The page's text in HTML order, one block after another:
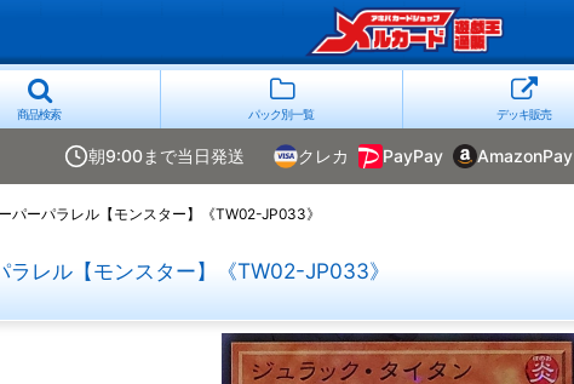
商品検索 パック別一覧 デッキ販売
朝9:00まで当日発送 クレカ PayPay AmazonPay
パーパラレル【モンスター】《TW02-JP033》
ラレル【モンスター】《TW02-JP033》